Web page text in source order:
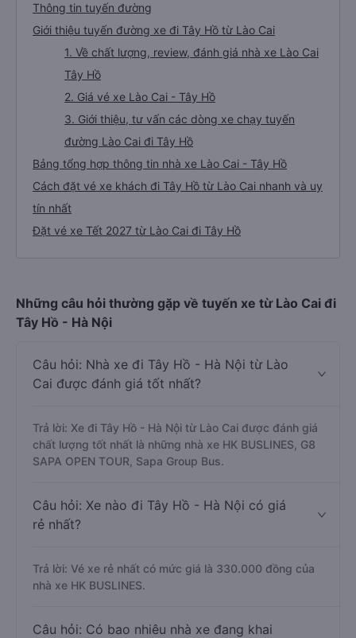
Thông tin tuyến đường
Giới thiệu tuyến đường xe đi Tây Hồ từ Lào Cai
1. Về chất lượng, review, đánh giá nhà xe Lào Cai
Tây Hồ
2. Giá vé xe Lào Cai - Tây Hồ
3. Giới thiệu, tư vấn các dòng xe chạy tuyến
đường Lào Cai đi Tây Hồ
Bảng tổng hợp thông tin nhà xe Lào Cai - Tây Hồ
Cách đặt vé xe khách đi Tây Hồ từ Lào Cai nhanh và uy
tín nhất
Đặt vé xe Tết 2027 từ Lào Cai đi Tây Hồ
Những câu hỏi thường gặp về tuyến xe từ Lào Cai đi
Tây Hồ - Hà Nội
Câu hỏi: Nhà xe đi Tây Hồ - Hà Nội từ Lào
Cai được đánh giá tốt nhất?
Trả lời: Xe đi Tây Hồ - Hà Nội từ Lào Cai được đánh giá
chất lượng tốt nhất là những nhà xe HK BUSLINES, G8
SAPA OPEN TOUR, Sapa Group Bus.
Câu hỏi: Xe nào đi Tây Hồ - Hà Nội có giá
rẻ nhất?
Trả lời: Vé xe rẻ nhất có mức giá là 330.000 đồng của
nhà xe HK BUSLINES.
Câu hỏi: Có bao nhiêu nhà xe đang khai